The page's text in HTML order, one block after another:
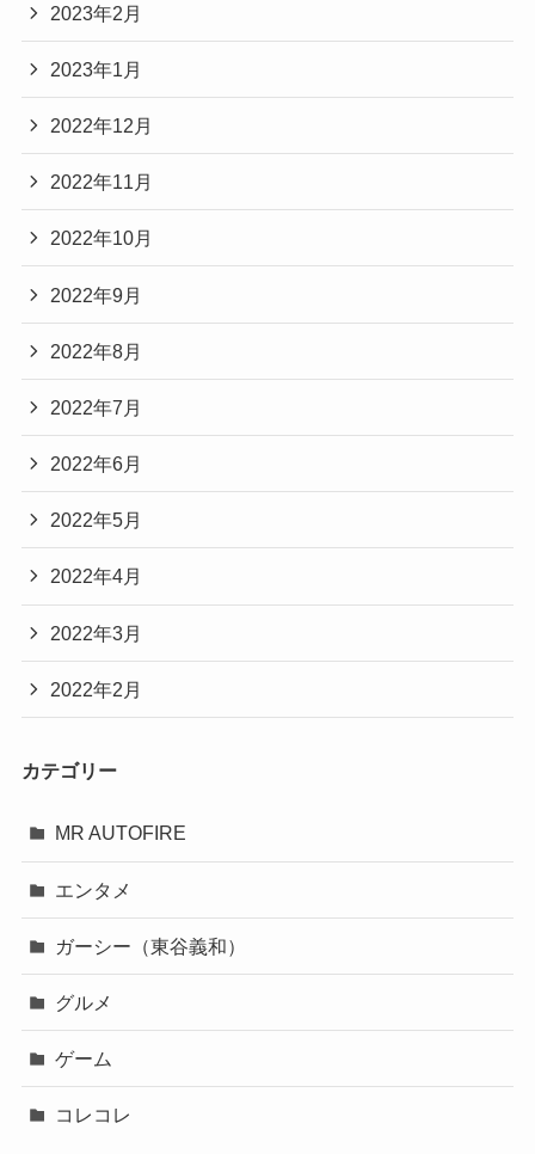
2023年2月
2023年1月
2022年12月
2022年11月
2022年10月
2022年9月
2022年8月
2022年7月
2022年6月
2022年5月
2022年4月
2022年3月
2022年2月
カテゴリー
MR AUTOFIRE
エンタメ
ガーシー（東谷義和）
グルメ
ゲーム
コレコレ